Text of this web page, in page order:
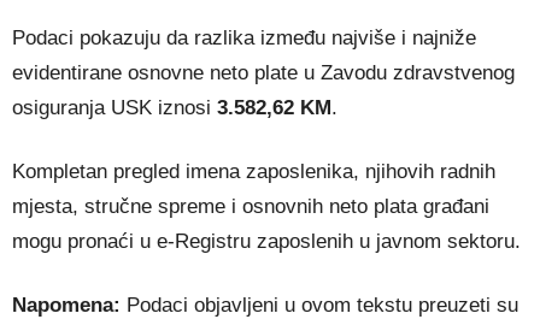
Podaci pokazuju da razlika između najviše i najniže
evidentirane osnovne neto plate u Zavodu zdravstvenog
osiguranja USK iznosi 3.582,62 KM.
Kompletan pregled imena zaposlenika, njihovih radnih
mjesta, stručne spreme i osnovnih neto plata građani
mogu pronaći u e-Registru zaposlenih u javnom sektoru.
Napomena: Podaci objavljeni u ovom tekstu preuzeti su